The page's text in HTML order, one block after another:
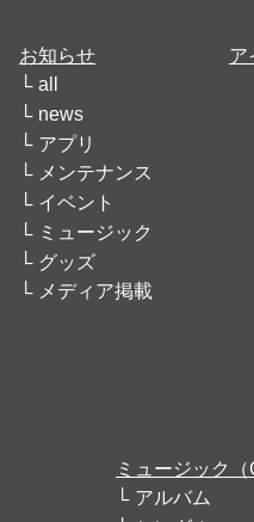
お知らせ
all
news
アプリ
メンテナンス
イベント
ミュージック
グッズ
メディア掲載
ア
ミュージック
アルバム